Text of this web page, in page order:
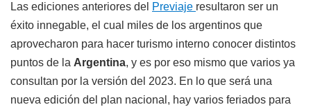
Las ediciones anteriores del Previaje resultaron ser un
éxito innegable, el cual miles de los argentinos que
aprovecharon para hacer turismo interno conocer distintos
puntos de la Argentina, y es por eso mismo que varios ya
consultan por la versión del 2023. En lo que será una
nueva edición del plan nacional, hay varios feriados para